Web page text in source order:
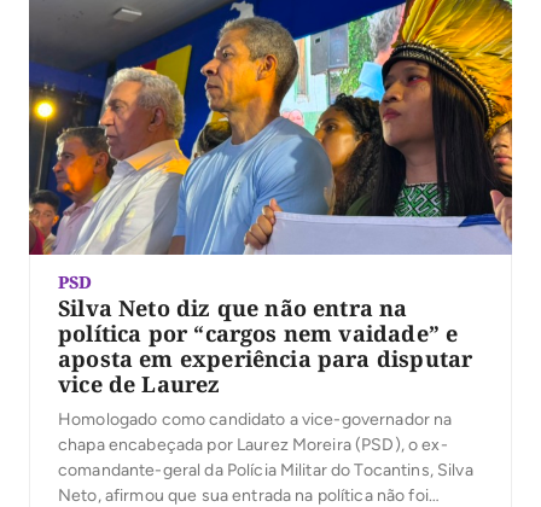
e prometeu […]
PSD
Silva Neto diz que não entra na
política por “cargos nem vaidade” e
aposta em experiência para disputar
vice de Laurez
Homologado como candidato a vice-governador na
chapa encabeçada por Laurez Moreira (PSD), o ex-
comandante-geral da Polícia Militar do Tocantins, Silva
Neto, afirmou que sua entrada na política não foi